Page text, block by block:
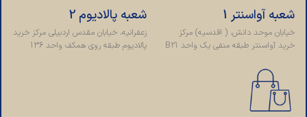
شعبه آواسنتر 1
خیابان موحد دانش، ( اقدسیه) مرکز
خرید آواسنتر طبقه منفی یک واحد B21
شعبه پالادیوم 2
زعفرانیه، خیابان مقدس اردبیلی مرکز خرید
پالادیوم طبقه روی همکف واحد 136